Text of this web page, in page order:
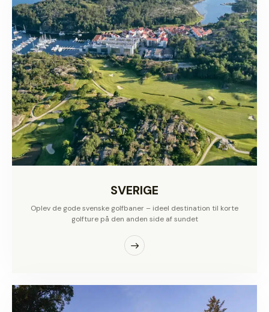
SVERIGE
Oplev de gode svenske golfbaner – ideel destination til korte
golfture på den anden side af sundet